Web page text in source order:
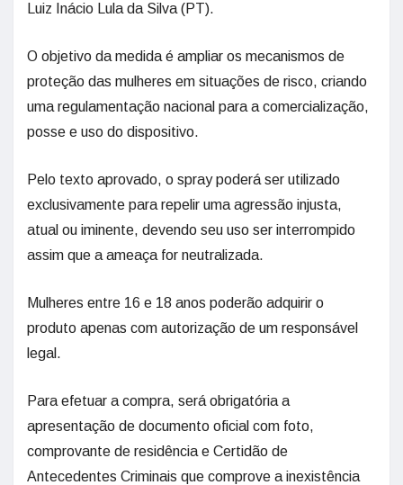
Luiz Inácio Lula da Silva (PT).
O objetivo da medida é ampliar os mecanismos de
proteção das mulheres em situações de risco, criando
uma regulamentação nacional para a comercialização,
posse e uso do dispositivo.
Pelo texto aprovado, o spray poderá ser utilizado
exclusivamente para repelir uma agressão injusta,
atual ou iminente, devendo seu uso ser interrompido
assim que a ameaça for neutralizada.
Mulheres entre 16 e 18 anos poderão adquirir o
produto apenas com autorização de um responsável
legal.
Para efetuar a compra, será obrigatória a
apresentação de documento oficial com foto,
comprovante de residência e Certidão de
Antecedentes Criminais que comprove a inexistência